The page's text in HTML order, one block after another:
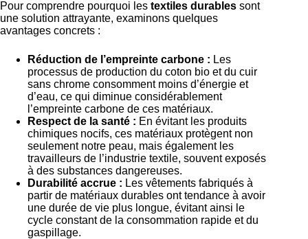
Pour comprendre pourquoi les textiles durables sont
une solution attrayante, examinons quelques
avantages concrets :
Réduction de l’empreinte carbone : Les
processus de production du coton bio et du cuir
sans chrome consomment moins d’énergie et
d’eau, ce qui diminue considérablement
l’empreinte carbone de ces matériaux.
Respect de la santé : En évitant les produits
chimiques nocifs, ces matériaux protègent non
seulement notre peau, mais également les
travailleurs de l’industrie textile, souvent exposés
à des substances dangereuses.
Durabilité accrue : Les vêtements fabriqués à
partir de matériaux durables ont tendance à avoir
une durée de vie plus longue, évitant ainsi le
cycle constant de la consommation rapide et du
gaspillage.